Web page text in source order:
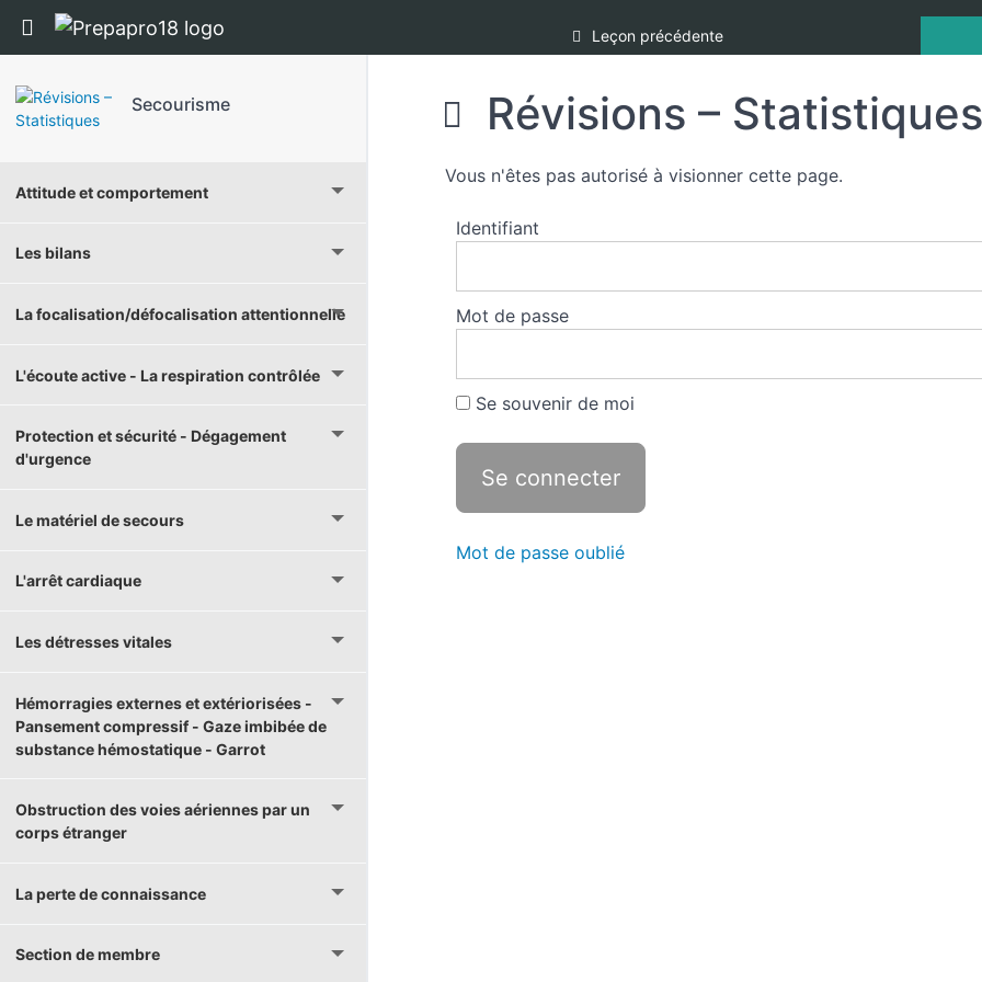
Return to cours: Secourisme Leçon précédente
Secourisme
Attitude et comportement
Les bilans
La focalisation/défocalisation attentionnelle
L'écoute active - La respiration contrôlée
Protection et sécurité - Dégagement
d'urgence
Le matériel de secours
L'arrêt cardiaque
Les détresses vitales
Hémorragies externes et extériorisées -
Pansement compressif - Gaze imbibée de
substance hémostatique - Garrot
Obstruction des voies aériennes par un
corps étranger
La perte de connaissance
Section de membre
Révisions – Statistiques
Vous n'êtes pas autorisé à visionner cette page.
Identifiant
Mot de passe
Se souvenir de moi
Mot de passe oublié
Panneau de gestion des cookies